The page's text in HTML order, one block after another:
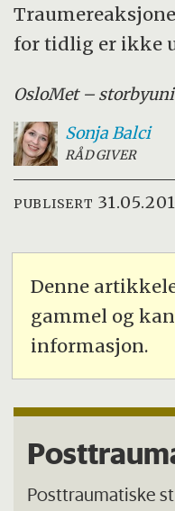
for tidlig er ikke
OsloMet –
SonjaBalci
RÅDGIVER
PUBLISERT
Denne
gammel og
informasjon.
Posttraumatiske